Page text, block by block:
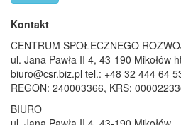
Kontakt
CENTRUM SPOŁECZNEGO
ul. Jana Pawła II 4, 43-190 Mikołów
biuro@csr.biz.pl tel.: +48 32 444 64
REGON: 240003366, KRS:
BIURO